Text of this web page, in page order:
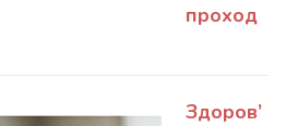
проход
Здоров’